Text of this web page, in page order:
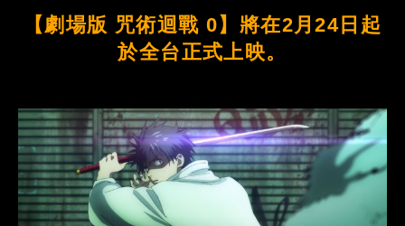
【劇場版 咒術迴戰 0】將在2月24日起
於全台正式上映。